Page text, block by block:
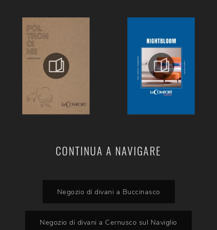
CONTINUA A NAVIGARE
Negozio di divani a Buccinasco
Negozio di divani a Cernusco sul Naviglio